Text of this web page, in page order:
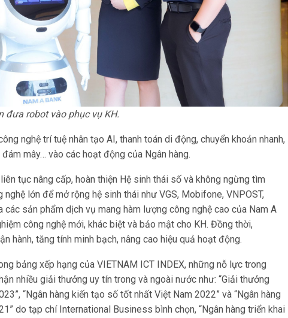
đưa robot vào phục vụ KH.
nghệ trí tuệ nhân tạo AI, thanh toán di động, chuyển khoản nhanh,
mây… vào các hoạt động của Ngân hàng.
tục nâng cấp, hoàn thiện Hệ sinh thái số và không ngừng tìm
lớn để mở rộng hệ sinh thái như VGS, Mobifone, VNPOST,
các sản phẩm dịch vụ mang hàm lượng công nghệ cao của Nam A
công nghệ mới, khác biệt và bảo mật cho KH. Đồng thời,
hành, tăng tính minh bạch, nâng cao hiệu quả hoạt động.
bảng xếp hạng của VIETNAM ICT INDEX, những nỗ lực trong
nhiều giải thưởng uy tín trong và ngoài nước như: “Giải thưởng
“Ngân hàng kiến tạo số tốt nhất Việt Nam 2022” và “Ngân hàng
do tạp chí International Business bình chọn, “Ngân hàng triển khai